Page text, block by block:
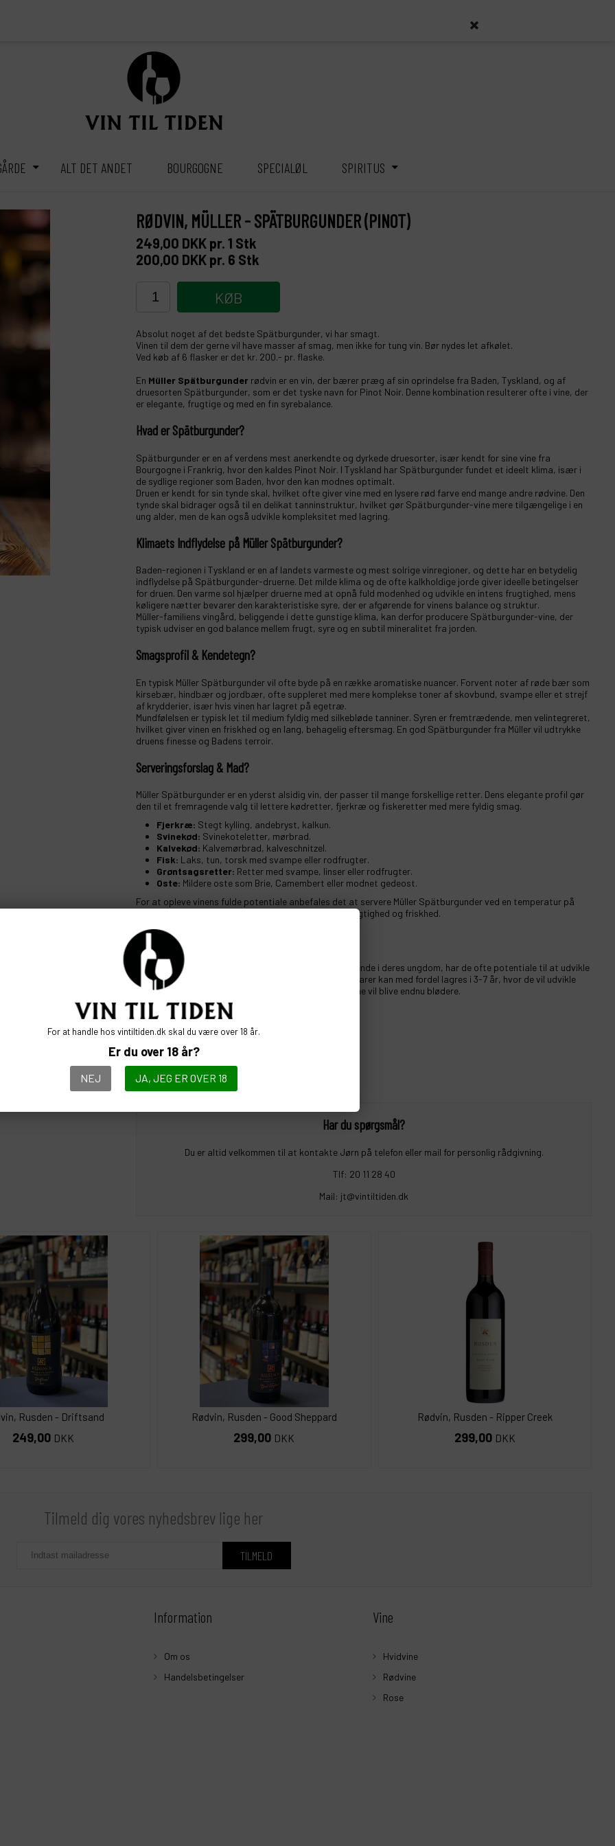
For at handle hos vintiltiden.dk skal du være over 18 år.
Er du over 18 år?
NEJ JA, JEG ER OVER 18
ALT DET ANDET BOURGOGNE SPECIALØL SPIRITUS
RØDVIN, MÜLLER - SPÄTBURGUNDER (PINOT)
249,00 DKK pr. 1 Stk
200,00 DKK pr. 6 Stk
KØB
Absolut noget af det bedste Spätburgunder, vi har smagt.
Vinen til dem der gerne vil have masser af smag, men ikke for tung vin. Bør nydes let afkølet.
Ved køb af 6 flasker er det kr. 200.- pr. flaske.
En Müller Spätburgunder rødvin er en vin, der bærer præg af sin oprindelse fra Baden, Tyskland, og af
druesorten Spätburgunder, som er det tyske navn for Pinot Noir. Denne kombination resulterer ofte i vine, der
er elegante, frugtige og med en fin syrebalance.
Hvad er Spätburgunder?
Spätburgunder er en af verdens mest anerkendte og dyrkede druesorter, især kendt for sine vine fra
Bourgogne i Frankrig, hvor den kaldes Pinot Noir. I Tyskland har Spätburgunder fundet et ideelt klima, især i
de sydlige regioner som Baden, hvor den kan modnes optimalt.
Druen er kendt for sin tynde skal, hvilket ofte giver vine med en lysere rød farve end mange andre rødvine. Den
tynde skal bidrager også til en delikat tanninstruktur, hvilket gør Spätburgunder-vine mere tilgængelige i en
ung alder, men de kan også udvikle kompleksitet med lagring.
Klimaets Indflydelse på Müller Spätburgunder?
Baden-regionen i Tyskland er en af landets varmeste og mest solrige vinregioner, og dette har en betydelig
indflydelse på Spätburgunder-druerne. Det milde klima og de ofte kalkholdige jorde giver ideelle betingelser
for druen. Den varme sol hjælper druerne med at opnå fuld modenhed og udvikle en intens frugtighed, mens
køligere nætter bevarer den karakteristiske syre, der er afgørende for vinens balance og struktur.
Müller-familiens vingård, beliggende i dette gunstige klima, kan derfor producere Spätburgunder-vine, der
typisk udviser en god balance mellem frugt, syre og en subtil mineralitet fra jorden.
Smagsprofil & Kendetegn?
En typisk Müller Spätburgunder vil ofte byde på en række aromatiske nuancer. Forvent noter af røde bær som
kirsebær, hindbær og jordbær, ofte suppleret med mere komplekse toner af skovbund, svampe eller et strejf
af krydderier, især hvis vinen har lagret på egetræ.
Mundfølelsen er typisk let til medium fyldig med silkebløde tanniner. Syren er fremtrædende, men velintegreret,
hvilket giver vinen en friskhed og en lang, behagelig eftersmag. En god Spätburgunder fra Müller vil udtrykke
druens finesse og Badens terroir.
Serveringsforslag & Mad?
Müller Spätburgunder er en yderst alsidig vin, der passer til mange forskellige retter. Dens elegante profil gør
den til et fremragende valg til lettere kødretter, fjerkræ og fiskeretter med mere fyldig smag.
Fjerkræ: Stegt kylling, andebryst, kalkun.
Svinekød: Svinekoteletter, mørbrad.
Kalvekød: Kalvemørbrad, kalveschnitzel.
Fisk: Laks, tun, torsk med svampe eller rodfrugter.
Grøntsagsretter: Retter med svampe, linser eller rodfrugter.
Oste: Mildere oste som Brie, Camembert eller modnet gedeost.
For at opleve vinens fulde potentiale anbefales det at servere Müller Spätburgunder ved en temperatur på
omkring 14-16°C. En let afkøling fremhæver vinens frugtighed og friskhed.
Drikkemodenhed & Lagringspotentiale?
Selvom mange Müller Spätburgunder-vine er charmerende i deres ungdom, har de ofte potentiale til at udvikle
sig yderligere med nogle års lagring. De finere eksemplarer kan med fordel lagres i 3-7 år, hvor de vil udvikle
mere komplekse og nuancerede aromaer, og tanninerne vil blive endnu blødere.
SE ALLE VORE:RØDVINE
Har du spørgsmål?
Du er altid velkommen til at kontakte Jørn på telefon eller mail for personlig rådgivning.
Tlf: 20 11 28 40
Mail: jt@vintiltiden.dk
Rusden - Driftsand
249,00 DKK
Rødvin, Rusden - Good Sheppard
299,00 DKK
Rødvin, Rusden - Ripper Creek
299,00 DKK
Tilmeld dig vores nyhedsbrev lige her
Information
Om os
Handelsbetingelser
Vine
Hvidvine
Rødvine
Rose